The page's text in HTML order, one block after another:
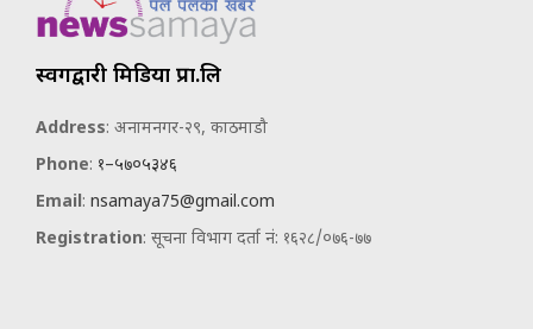
स्वर्गद्वारी मिडिया प्रा.लि
Address: अनामनगर-२९, काठमाडौ
Phone: १–५७०५३४६
Email: nsamaya75@gmail.com
Registration: सूचना विभाग दर्ता नं: १६२८/०७६-७७